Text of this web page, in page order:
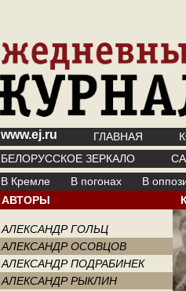
www.ej.ru ГЛАВНАЯ
БЕЛОРУССКОЕ ЗЕРКАЛО
В Кремле
В погонах В
АВТОРЫ
АЛЕКСАНДР ГОЛЬЦ
АЛЕКСАНДР ОСОВЦОВ
АЛЕКСАНДР ПОДРАБИНЕК
АЛЕКСАНДР РЫКЛИН